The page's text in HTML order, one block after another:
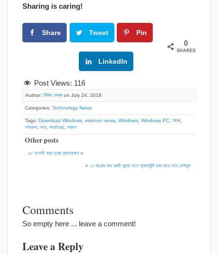
Sharing is caring!
Share Tweet Pin
LinkedIn
0
SHARES
Post Views: 116
Author: নিউজ ডেস্ক on July 24, 2018
Categories: Technology News
Tags: Download Windows, internet news, Windows, Windows PC, আনছ,
গযলকস, নতন, সমরটওয়চ, সযমস
Other posts
৩০ অগাস্ট বন্ধ হচ্ছে স্ন্যাপক্যাশ «
» ১৩ বছরের কম বয়সী সন্দেহ হলে অ্যাকাউন্ট বন্ধ করে দেবে ফেসবুক
Comments
So empty here ... leave a comment!
Leave a Reply